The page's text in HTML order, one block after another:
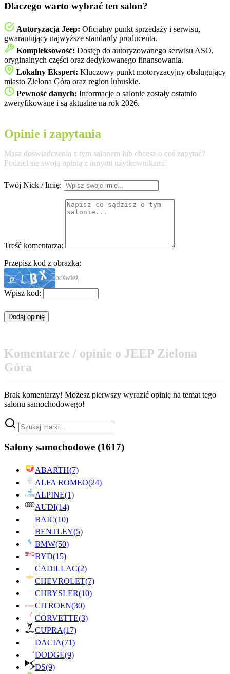
Dlaczego warto wybrać ten salon?
Autoryzacja Jeep: Oficjalny punkt sprzedaży i serwisu,
gwarantujący najwyższe standardy producenta.
Kompleksowość: Dostęp do autoryzowanego serwisu ASO,
oryginalnych części oraz dedykowanego finansowania.
Lokalny Ekspert: Kluczowy punkt motoryzacyjny obsługujący
miasto Zielona Góra oraz region lubuskie.
Pewność danych: Informacje o salonie zostały ostatnio
zweryfikowane i są aktualne na rok 2026.
Opinie i zapytania
Masz doświadczenia z tym salonem lub chcesz o coś zapytać?
Podziel się swoją opinią z innymi użytkownikami!
Twój Nick / Imię:
Treść komentarza:
Przepisz kod z obrazka:
odśwież
Wpisz kod:
Komentarze / opinie o JEEP Zielona
Góra
Brak komentarzy! Możesz pierwszy wyrazić opinię na temat tego
salonu samochodowego!
Salony samochodowe (1617)
ABARTH(7)
ALFA ROMEO(24)
ALPINE(1)
AUDI(14)
BAIC(10)
BENTLEY(5)
BMW(50)
BYD(15)
CADILLAC(2)
CHEVROLET(7)
CHRYSLER(10)
CITROEN(30)
CORVETTE(3)
CUPRA(17)
DACIA(71)
DODGE(9)
DS(9)